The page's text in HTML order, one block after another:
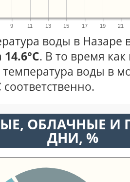
9 11 13 15 17 19 21
воды в Назаре
14.6°C. В то время
воды в
соответственно.
ОБЛАЧНЫЕ И
ДНИ, %